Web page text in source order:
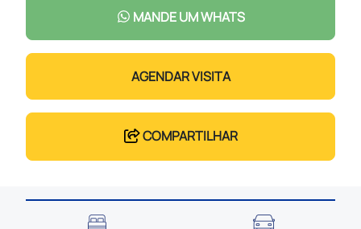
MANDE UM WHATS
AGENDAR VISITA
COMPARTILHAR